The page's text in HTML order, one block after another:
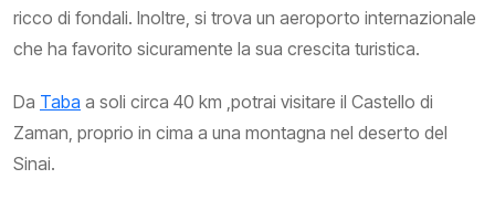
ricco di fondali. Inoltre, si trova un aeroporto internazionale
che ha favorito sicuramente la sua crescita turistica.
Da Taba a soli circa 40 km ,potrai visitare il Castello di
Zaman, proprio in cima a una montagna nel deserto del
Sinai.